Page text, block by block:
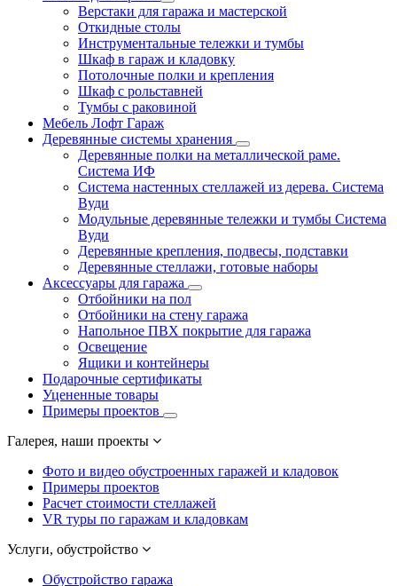
Верстаки для гаража и мастерской
Откидные столы
Инструментальные тележки и тумбы
Шкаф в гараж и кладовку
Потолочные полки и крепления
Шкаф с рольставней
Тумбы с раковиной
Мебель Лофт Гараж
Деревянные системы хранения
Деревянные полки на металлической раме.
Система ИФ
Система настенных стеллажей из дерева. Система
Вуди
Модульные деревянные тележки и тумбы Система
Вуди
Деревянные крепления, подвесы, подставки
Деревянные стеллажи, готовые наборы
Аксессуары для гаража
Отбойники на пол
Отбойники на стену гаража
Напольное ПВХ покрытие для гаража
Освещение
Ящики и контейнеры
Подарочные сертификаты
Уцененные товары
Примеры проектов
Галерея, наши проекты
Фото и видео обустроенных гаражей и кладовок
Примеры проектов
Расчет стоимости стеллажей
VR туры по гаражам и кладовкам
Услуги, обустройство
Обустройство гаража